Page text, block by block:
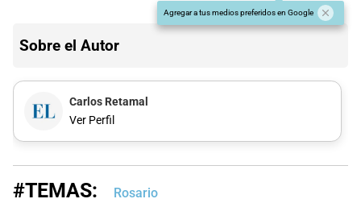
Agregar a tus medios preferidos en Google
Sobre el Autor
Carlos Retamal
Ver Perfil
#TEMAS: Rosario